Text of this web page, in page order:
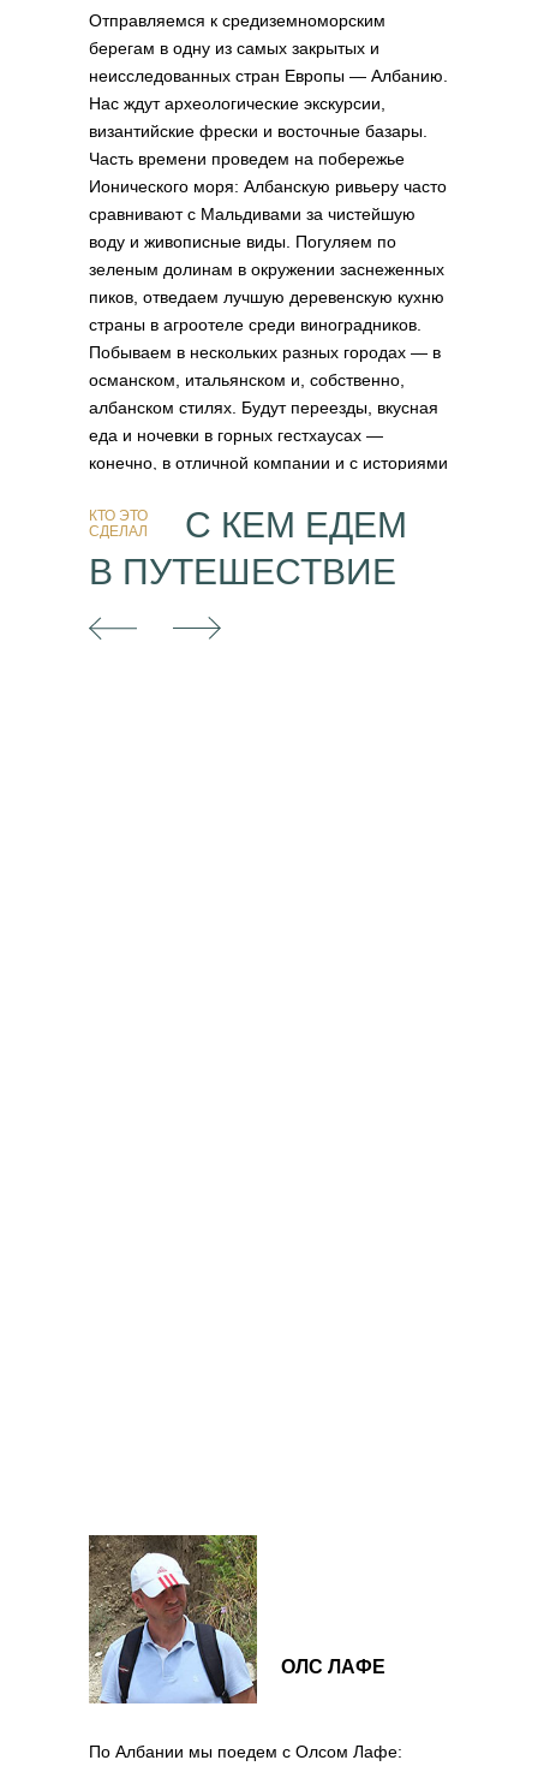
Отправляемся к средиземноморским
берегам в одну из самых закрытых и
неисследованных стран Европы — Албанию.
Нас ждут археологические экскурсии,
византийские фрески и восточные базары.
Часть времени проведем на побережье
Ионического моря: Албанскую ривьеру часто
сравнивают с Мальдивами за чистейшую
воду и живописные виды. Погуляем по
зеленым долинам в окружении заснеженных
пиков, отведаем лучшую деревенскую кухню
страны в агроотеле среди виноградников.
Побываем в нескольких разных городах — в
османском, итальянском и, собственно,
албанском стилях. Будут переезды, вкусная
еда и ночевки в горных гестхаусах —
конечно, в отличной компании и с историями
С КЕМ ЕДЕМ
В ПУТЕШЕСТВИЕ
КТО ЭТО
СДЕЛАЛ
По Албании мы поедем с Олсом Лафе:
ОЛС ЛАФЕ